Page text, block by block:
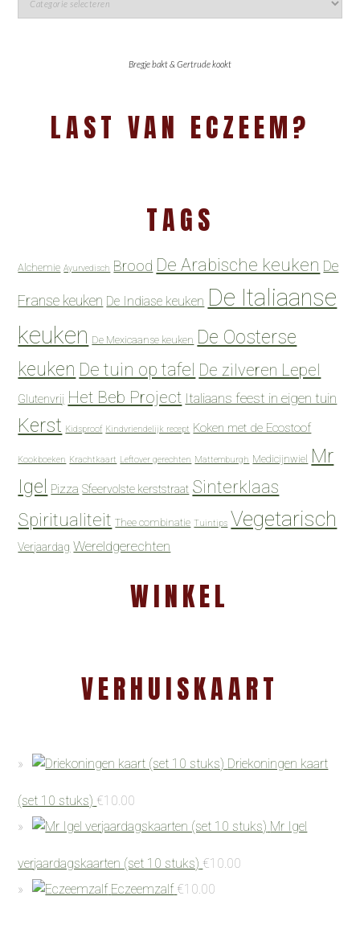
Bregje bakt & Gertrude kookt
LAST VAN ECZEEM?
TAGS
Alchemie Ayurvedisch Brood De Arabische keuken De
Franse keuken De Indiase keuken De Italiaanse
keuken De Mexicaanse keuken De Oosterse
keuken De tuin op tafel De zilveren Lepel
Glutenvrij Het Beb Project Italiaans feest in eigen tuin
Kerst Kidsproof Kindvriendelijk recept Koken met de Ecostoof
Kookboeken Krachtkaart Leftover gerechten Mattemburgh Medicijnwiel Mr
Igel
Pizza Sfeervolste kerststraat Sinterklaas
Spiritualiteit Thee combinatie Tuintips Vegetarisch
Verjaardag Wereldgerechten
WINKEL
VERHUISKAART
Driekoningen kaart
(set 10 stuks) €10.00
Mr Igel
verjaardagskaarten (set 10 stuks) €10.00
Eczeemzalf €10.00